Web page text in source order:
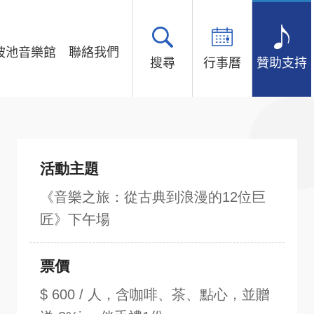
池音樂館 聯絡我們
搜尋 行事曆 贊助支持
活動主題
《音樂之旅：從古典到浪漫的12位巨
匠》下午場
票價
$ 600 / 人，含咖啡、茶、點心，並贈